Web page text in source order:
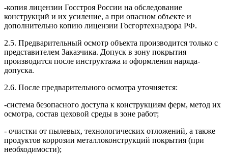
-копия лицензии Госстроя России на обследование
конструкций и их усиление, а при опасном объекте и
дополнительно копию лицензии Госгортехнадзора РФ.
2.5. Предварительный осмотр объекта производится только с
представителем Заказчика. Допуск в зону покрытия
производится после инструктажа и оформления наряда-
допуска.
2.6. После предварительного осмотра уточняется:
-система безопасного доступа к конструкциям ферм, метод их
осмотра, состав цеховой среды в зоне работ;
- очистки от пылевых, технологических отложений, а также
продуктов коррозии металлоконструкций покрытия (при
необходимости);